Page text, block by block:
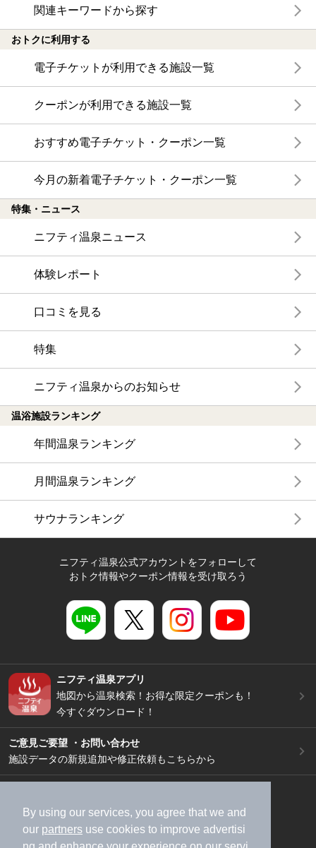
By using our services, you agree that we and
our partners use cookies to improve advertisi
関連キーワードから探す
おトクに利用する
電子チケットが利用できる施設一覧
クーポンが利用できる施設一覧
おすすめ電子チケット・クーポン一覧
今月の新着電子チケット・クーポン一覧
特集・ニュース
ニフティ温泉ニュース
体験レポート
口コミを見る
特集
ニフティ温泉からのお知らせ
温浴施設ランキング
年間温泉ランキング
月間温泉ランキング
サウナランキング
ニフティ温泉公式アカウントをフォローして
おトク情報やクーポン情報を受け取ろう
ニフティ温泉アプリ
地図から温泉検索！お得な限定クーポンも！
今すぐダウンロード！
ご意見ご要望 ・お問い合わせ
施設データの新規追加や修正依頼もこちらから
加盟店募集（資料請求）
広告出稿のご案内
利用規約
ライフスタイルMEMBERS+規約